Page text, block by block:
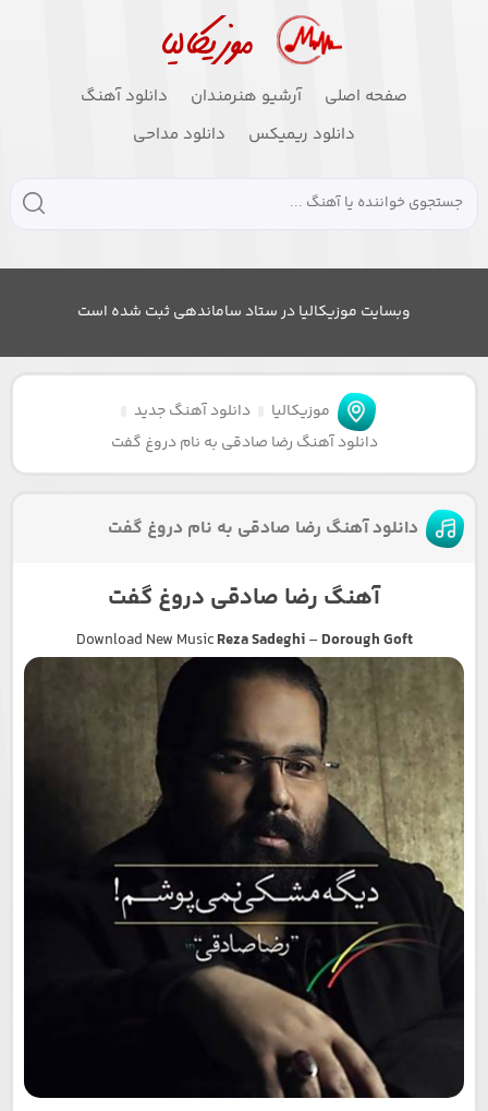
صفحه اصلی آرشیو هنرمندان
دانلود آهنگ
دانلود ریمیکس
دانلود مداحی
وبسایت موزیکالیا در ستاد ساماندهی ثبت شده است
موزیکالیا
دانلود آهنگ جدید
دانلود آهنگ رضا صادقی به نام دروغ گفت
دانلود آهنگ رضا صادقی به نام دروغ گفت
آهنگ رضا صادقی دروغ گفت
Download New MusicReza Sadeghi– Dorough Goft